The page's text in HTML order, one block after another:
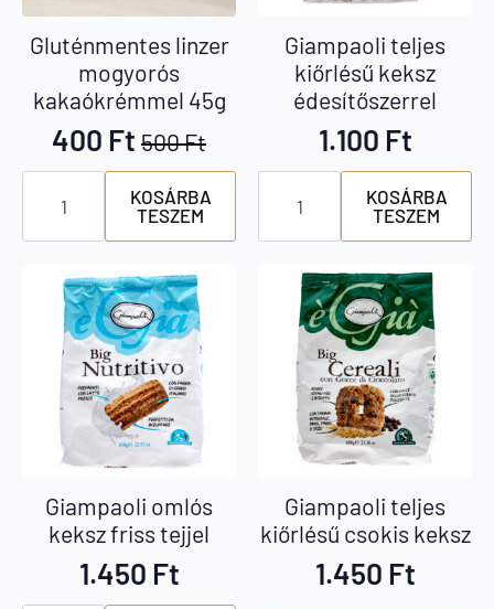
Gluténmentes linzer
mogyorós
kakaókrémmel 45g
500Ft
Original
price
was:
400 FtCurrent
price
is:
Gluténmentes
linzer
mogyorós
kakaókrémmel
mennyiség
KOSÁRBA
TESZEM
Giampaoli teljes
kiőrlésű keksz
édesítőszerrel
1.100 Ft
Giampaoli
teljes
kiőrlésű
keksz
mennyiség
KOSÁRBA
TESZEM
Giampaoli omlós
keksz friss tejjel
1.450 Ft
Giampaoli teljes
kiőrlésű csokis keksz
1.450 Ft